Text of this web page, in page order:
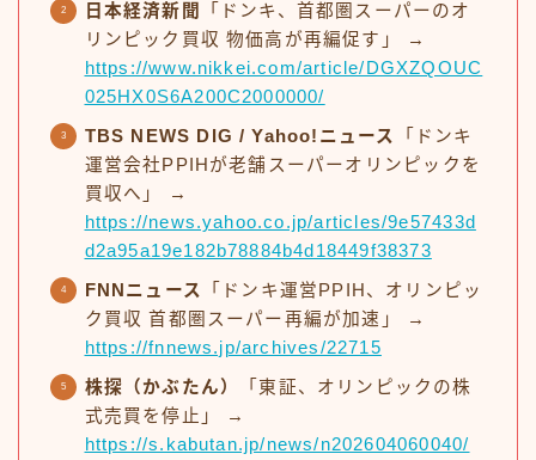
日本経済新聞
「ドンキ、首都圏スーパーのオ
リンピック買収 物価高が再編促す」 →
https://www.nikkei.com/article/DGXZQOUC
025HX0S6A200C2000000/
TBS NEWS DIG / Yahoo!ニュース
「ドンキ
運営会社PPIHが老舗スーパーオリンピックを
買収へ」 →
https://news.yahoo.co.jp/articles/9e57433d
d2a95a19e182b78884b4d18449f38373
FNNニュース
「ドンキ運営PPIH、オリンピッ
ク買収 首都圏スーパー再編が加速」 →
https://fnnews.jp/archives/22715
株探（かぶたん）
「東証、オリンピックの株
式売買を停止」 →
https://s.kabutan.jp/news/n202604060040/